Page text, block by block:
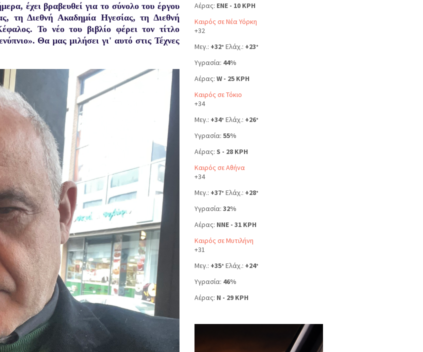
έχει βραβευθεί για το σύνολο του έργου
τη Διεθνή Ακαδημία Ηγεσίας, τη Διεθνή
Το νέο του βιβλίο φέρει τον τίτλο
Θα μας μιλήσει γι' αυτό στις Τέχνες
Αέρας: ENE - 10 KPH
Καιρός σε Νέα Υόρκη
+32
Μεγ.: +32° Ελάχ.: +23°
Υγρασία: 44%
Αέρας: W - 25 KPH
Καιρός σε Τόκιο
+34
Μεγ.: +34° Ελάχ.: +26°
Υγρασία: 55%
Αέρας: S - 28 KPH
Καιρός σε Αθήνα
+34
Μεγ.: +37° Ελάχ.: +28°
Υγρασία: 32%
Αέρας: NNE - 31 KPH
Καιρός σε Μυτιλήνη
+31
Μεγ.: +35° Ελάχ.: +24°
Υγρασία: 46%
Αέρας: N - 29 KPH